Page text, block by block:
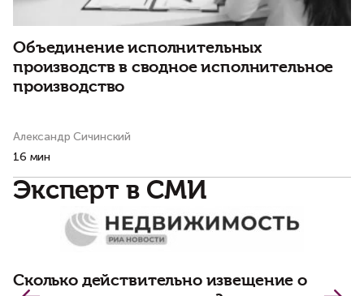
Объединение исполнительных
производств в сводное исполнительное
производство
Александр Сичинский
16 мин
Эксперт в СМИ
Сколько действительно извещение о